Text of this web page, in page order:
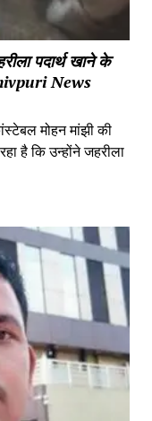
पदार्थ खाने के
News
मोहन मांझी की
है कि उन्होंने जहरीला